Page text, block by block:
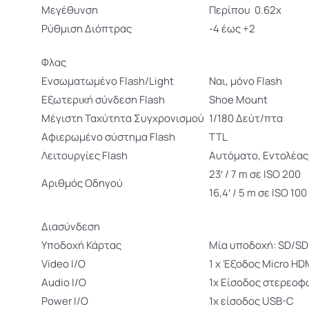
Μεγέθυνση
Περίπου 0.62x
Ρύθμιση Διόπτρας
-4 έως +2
Φλας
Ενσωματωμένο Flash/Light
Ναι, μόνο Flash
Εξωτερική σύνδεση Flash
Shoe Mount
Μέγιστη Ταχύτητα Συγχρονισμού 1/180 Δεύτ/πτα
Αφιερωμένο σύστημα Flash
TTL
Λειτουργίες Flash
Αυτόματο,
Αριθμός Οδηγού
23′ / 7 m σε ISO 200
16,4′ / 5 m σε ISO 100
Διασύνδεση
Υποδοχή Κάρτας
Μία υποδοχή: SD/
Video I/O
1 x Έξοδος Micro
Audio I/O
1x Είσοδος
Power I/O
1x είσοδος USB-C